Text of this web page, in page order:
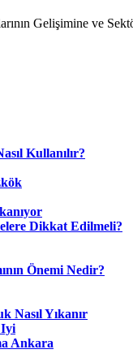
Gelişimine ve
Kullanılır?
Dikkat Edilmeli?
Önemi Nedir?
Nasıl Yıkanır
Iyi
Ankara